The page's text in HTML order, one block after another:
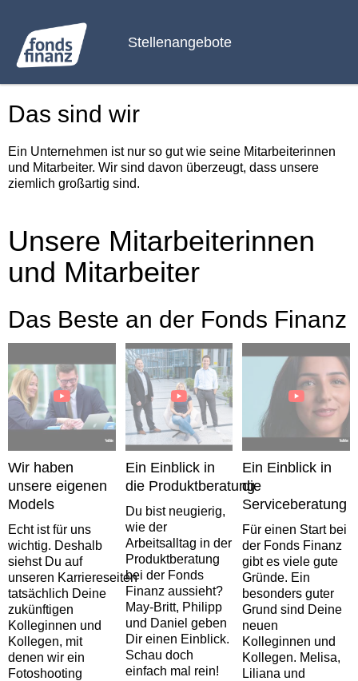
Stellenangebote
Das sind wir
Ein Unternehmen ist nur so gut wie seine Mitarbeiterinnen
und Mitarbeiter. Wir sind davon überzeugt, dass unsere
ziemlich großartig sind.
Unsere Mitarbeiterinnen
und Mitarbeiter
Das Beste an der Fonds Finanz
Wir haben
unsere eigenen
Models
Echt ist für uns
wichtig. Deshalb
siehst Du auf
unseren Karriereseiten
tatsächlich Deine
zukünftigen
Kolleginnen und
Kollegen, mit
denen wir ein
Fotoshooting
Ein Einblick in
die Produktberatung
Du bist neugierig,
wie der
Arbeitsalltag in der
Produktberatung
bei der Fonds
Finanz aussieht?
May-Britt, Philipp
und Daniel geben
Dir einen Einblick.
Schau doch
einfach mal rein!
Ein Einblick in
die
Serviceberatung
Für einen Start bei
der Fonds Finanz
gibt es viele gute
Gründe. Ein
besonders guter
Grund sind Deine
neuen
Kolleginnen und
Kollegen. Melisa,
Liliana und